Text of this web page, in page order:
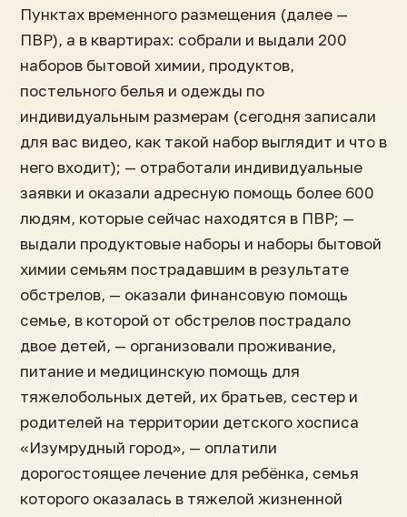
Пунктах временного размещения (далее —
ПВР), а в квартирах: собрали и выдали 200
наборов бытовой химии, продуктов,
постельного белья и одежды по
индивидуальным размерам (сегодня записали
для вас видео, как такой набор выглядит и что в
него входит); — отработали индивидуальные
заявки и оказали адресную помощь более 600
людям, которые сейчас находятся в ПВР; —
выдали продуктовые наборы и наборы бытовой
химии семьям пострадавшим в результате
обстрелов, — оказали финансовую помощь
семье, в которой от обстрелов пострадало
двое детей, — организовали проживание,
питание и медицинскую помощь для
тяжелобольных детей, их братьев, сестер и
родителей на территории детского хосписа
«Изумрудный город», — оплатили
дорогостоящее лечение для ребёнка, семья
которого оказалась в тяжелой жизненной